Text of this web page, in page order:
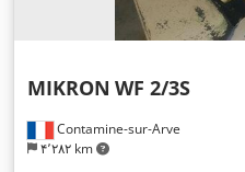
Contamine-sur-Arve
۴٬۲۸۲ km
MIKRON WF 2/3S